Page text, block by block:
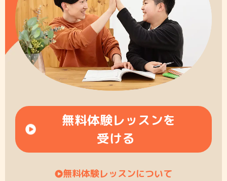
無料体験レッスンを
受ける
無料体験レッスンについて